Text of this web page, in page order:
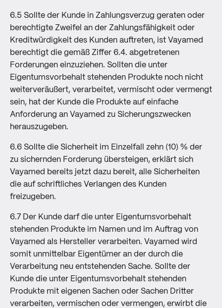
6.5 Sollte der Kunde in Zahlungsverzug geraten oder
berechtigte Zweifel an der Zahlungsfähigkeit oder
Kreditwürdigkeit des Kunden auftreten, ist Vayamed
berechtigt die gemäß Ziffer 6.4. abgetretenen
Forderungen einzuziehen. Sollten die unter
Eigentumsvorbehalt stehenden Produkte noch nicht
weiterveräußert, verarbeitet, vermischt oder vermengt
sein, hat der Kunde die Produkte auf einfache
Anforderung an Vayamed zu Sicherungszwecken
herauszugeben.
6.6 Sollte die Sicherheit im Einzelfall zehn (10) % der
zu sichernden Forderung übersteigen, erklärt sich
Vayamed bereits jetzt dazu bereit, alle Sicherheiten
die auf schriftliches Verlangen des Kunden
freizugeben.
6.7 Der Kunde darf die unter Eigentumsvorbehalt
stehenden Produkte im Namen und im Auftrag von
Vayamed als Hersteller verarbeiten. Vayamed wird
somit unmittelbar Eigentümer an der durch die
Verarbeitung neu entstehenden Sache. Sollte der
Kunde die unter Eigentumsvorbehalt stehenden
Produkte mit eigenen Sachen oder Sachen Dritter
verarbeiten, vermischen oder vermengen, erwirbt die